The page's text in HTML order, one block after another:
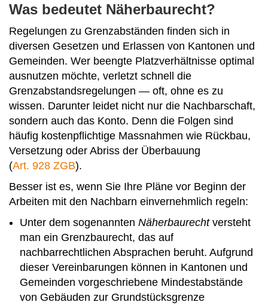
Was bedeutet Näherbaurecht?
Regelungen zu Grenzabständen finden sich in
diversen Gesetzen und Erlassen von Kantonen und
Gemeinden. Wer beengte Platzverhältnisse optimal
ausnutzen möchte, verletzt schnell die
Grenzabstandsregelungen — oft, ohne es zu
wissen. Darunter leidet nicht nur die Nachbarschaft,
sondern auch das Konto. Denn die Folgen sind
häufig kostenpflichtige Massnahmen wie Rückbau,
Versetzung oder Abriss der Überbauung
(Art. 928 ZGB).
Besser ist es, wenn Sie Ihre Pläne vor Beginn der
Arbeiten mit den Nachbarn einvernehmlich regeln:
Unter dem sogenannten Näherbaurechtversteht
man ein Grenzbaurecht, das auf
nachbarrechtlichen Absprachen beruht. Aufgrund
dieser Vereinbarungen können in Kantonen und
Gemeinden vorgeschriebene Mindestabstände
von Gebäuden zur Grundstücksgrenze